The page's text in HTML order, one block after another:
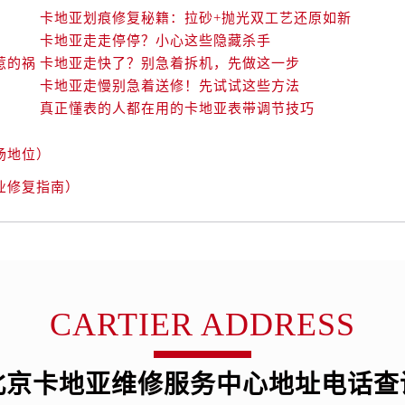
卡地亚划痕修复秘籍：拉砂+抛光双工艺还原如新
卡地亚走走停停？小心这些隐藏杀手
的祸 卡地亚走快了？别急着拆机，先做这一步
卡地亚走慢别急着送修！先试试这些方法
真正懂表的人都在用的卡地亚表带调节技巧
位）
复指南）
CARTIER ADDRESS
京卡地亚维修服务中心地址电话查